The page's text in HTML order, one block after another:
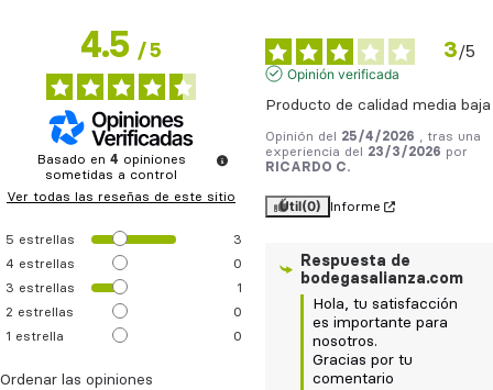
4.5/5
Basado en 4 opiniones
sometidas a control
Ver todas las reseñas de este sitio
5 estrellas
3
4 estrellas
0
3 estrellas
1
2 estrellas
0
1 estrella 0
Ordenar las opiniones
3/5
Opinión verificada
Producto de calidad media baja
Opinión del 25/4/2026
, tras una
experiencia del
23/3/2026 por
RICARDO C.
Útil(0) Informe
Respuesta de
bodegasalianza.com
Hola, tu satisfacción
es importante para
nosotros.
Gracias por tu
comentario